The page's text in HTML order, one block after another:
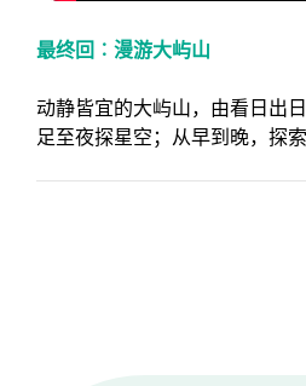
最终回︰漫游大屿山
动静皆宜的大屿山，由看日出
足至夜探星空；从早到晚，探